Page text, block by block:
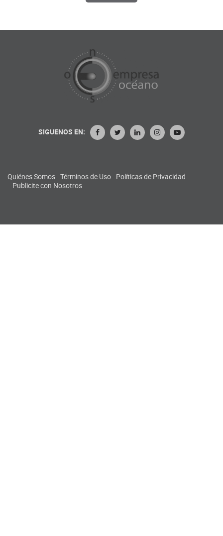
SIGUENOS EN:
Quiénes Somos Términos de Uso Políticas de Privacidad
Publicite con Nosotros